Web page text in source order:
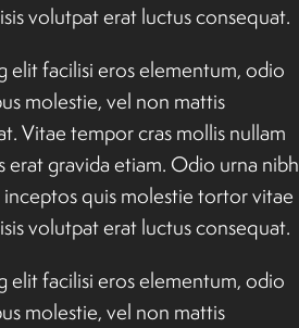
volutpat erat luctus consequat.
elit facilisi eros elementum, odio
molestie, vel non mattis
Vitae tempor cras mollis nullam
erat gravida etiam. Odio urna nibh
quis molestie tortor vitae
volutpat erat luctus consequat.
elit facilisi eros elementum, odio
molestie, vel non mattis